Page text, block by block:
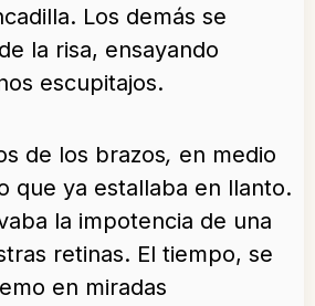
Los demás se
la risa, ensayando
escupitajos.
de los brazos, en medio
que ya estallaba en llanto.
la impotencia de una
retinas. El tiempo, se
en miradas